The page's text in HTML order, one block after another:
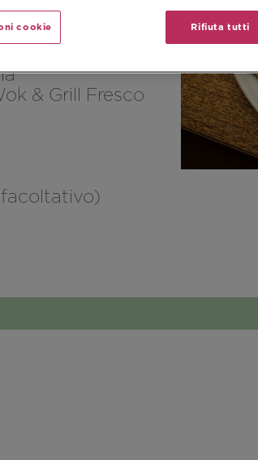
& Grill Fresco
Rifiuta tutti
cookie